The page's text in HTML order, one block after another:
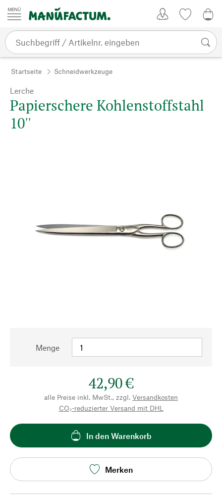
Zum Inhalt springen
Startseite Schneidwerkzeuge
Lerche
Papierschere Kohlenstoffstahl
10''
Menge
42,90 €
alle Preise inkl. MwSt., zzgl. Versandkosten
CO₂-reduzierter Versand mit DHL
In den Warenkorb
Merken